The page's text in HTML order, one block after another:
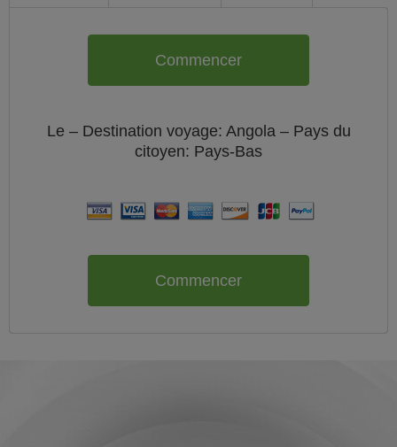
Commencer
Le – Destination voyage: Angola – Pays du
citoyen: Pays-Bas
Commencer